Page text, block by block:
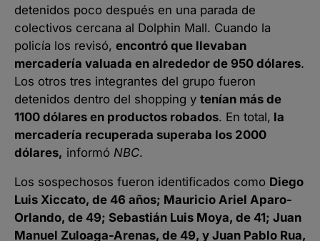
detenidos poco después en una parada de
colectivos cercana al Dolphin Mall. Cuando la
policía los revisó, encontró que llevaban
mercadería valuada en alrededor de 950 dólares.
Los otros tres integrantes del grupo fueron
detenidos dentro del shopping y tenían más de
1100 dólares en productos robados. En total, la
mercadería recuperada superaba los 2000
dólares, informó NBC.
Los sospechosos fueron identificados como Diego
Luis Xiccato, de 46 años; Mauricio Ariel Aparo-
Orlando, de 49; Sebastián Luis Moya, de 41; Juan
Manuel Zuloaga-Arenas, de 49, y Juan Pablo Rua,